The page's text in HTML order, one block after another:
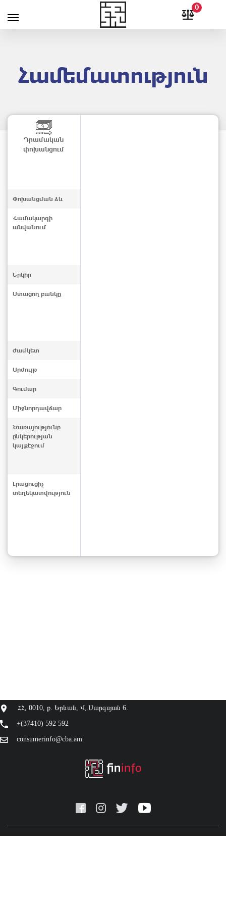
0
Համեմատություն
Դրամական
փոխանցում
Փոխանցման ձև
Համակարգի
անվանում
Երկիր
Ստացող բանկը
ժամկետ
Արժույթ
Գումար
Միջնորդավճար
Ծառայությունը
ընկերության
կայքէջում
Լրացուցիչ
տեղեկատվություն
ՀՀ, 0010, ք. Երևան, Վ.Սարգսյան 6.
+(37410) 592 592
consumerinfo@cba.am